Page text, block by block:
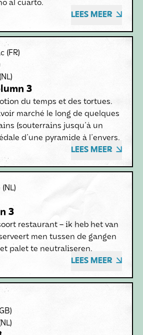
al cuarto.
LEES MEER
(FR)
(NL)
3
du temps et des tortues.
marché le long de quelques
(souterrains jusqu'à un
d'une pyramide à l'envers.
LEES MEER
(NL)
3
restaurant – ik heb het van
men tussen de gangen
palet te neutraliseren.
LEES MEER